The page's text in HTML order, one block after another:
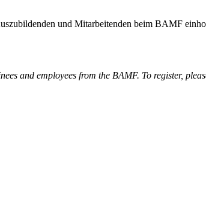
und Mitarbeitenden beim BAMF
and employees from the BAMF. To register,